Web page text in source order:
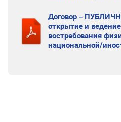
Договор –
открытие и
востребования
национальной/